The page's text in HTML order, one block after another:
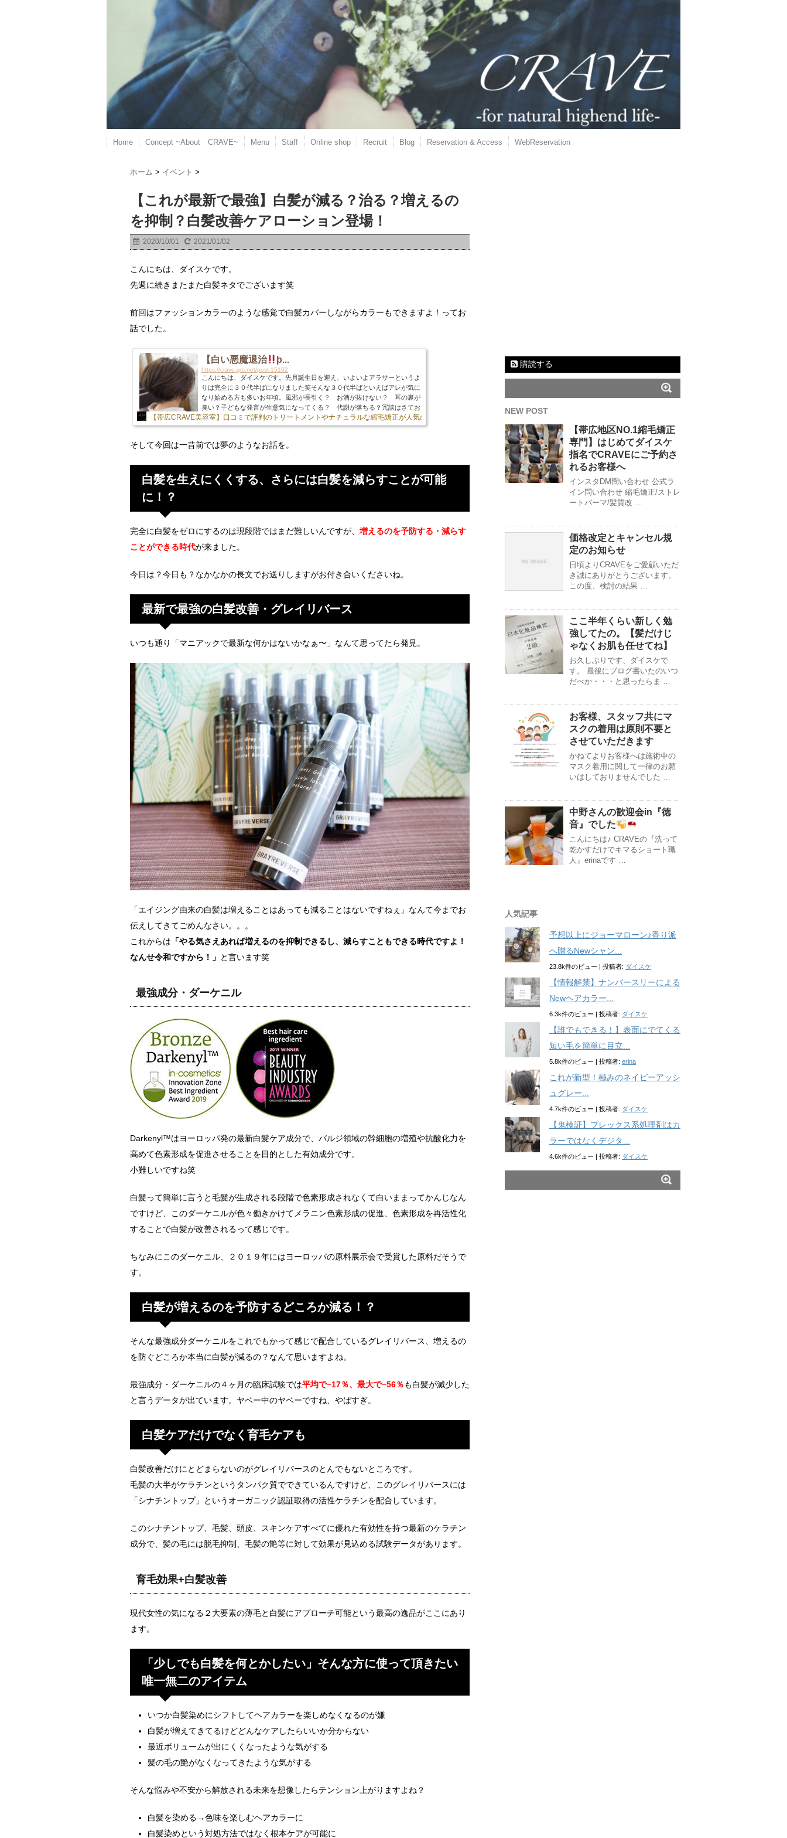
Home Concept ~About CRAVE~ Menu Staff Online shop Recruit Blog Reservation & Access WebReservation
ホーム > イベント >
【これが最新で最強】白髪が減る？治る？増えるの
を抑制？白髪改善ケアローション登場！
2020/10/01 2021/01/02
こんにちは、ダイスケです。
先週に続きまたまた白髪ネタでございます笑
前回はファッションカラーのような感覚で白髪カバーしながらカラーもできますよ！ってお
話でした。
【白い悪魔退治 þ...
https://crave-gts.net/post-15162
こんにちは、ダイスケです。先月誕生日を迎え、いよいよアラサーというよ
りは完全に３０代半ばになりました笑そんな３０代半ばといえばアレが気に
なり始める方も多いお年頃。風邪が長引く？ お酒が抜けない？ 耳の裏が
臭い？子どもな発言が生意気になってくる？ 代謝が落ちる？冗談はさてお
き「そろそろ白髪が気になるのよねー」ってやつですね。僕もそうです。
で、多くの方に聞かれるのは「白髪染めっていつ頃からやったらいいの？」
今回は 白髪染めをしてい...
【帯広CRAVE美容室】口コミで評判のトリートメントやナチュラルな縮毛矯正が人気の美容室♪
そして今回は一昔前では夢のようなお話を。
白髪を生えにくくする、さらには白髪を減らすことが可能
に！？
完全に白髪をゼロにするのは現段階ではまだ難しいんですが、 増えるのを予防する・減らす
ことができる時代が来ました。
今日は？今日も？なかなかの長文でお送りしますがお付き合いくださいね。
最新で最強の白髪改善・グレイリバース
いつも通り「マニアックで最新な何かはないかなぁ〜」なんて思ってたら発見。
「エイジング由来の白髪は増えることはあっても減ることはないですねぇ」なんて今までお
伝えしてきてごめんなさい。。。
これからは 「やる気さえあれば増えるのを抑制できるし、減らすこともできる時代ですよ！
なんせ令和ですから！」 と言います笑
最強成分・ダーケニル
Darkenyl™はヨーロッパ発の最新白髪ケア成分で、バルジ領域の幹細胞の増殖や抗酸化力を
高めて色素形成を促進させることを目的とした有効成分です。
小難しいですね笑
白髪って簡単に言うと毛髪が生成される段階で色素形成されなくて白いままってかんじなん
ですけど、このダーケニルが色々働きかけてメラニン色素形成の促進、色素形成を再活性化
することで白髪が改善されるって感じです。
ちなみにこのダーケニル、２０１９年にはヨーロッパの原料展示会で受賞した原料だそうで
す。
白髪が増えるのを予防するどころか減る！？
そんな最強成分ダーケニルをこれでもかって感じで配合しているグレイリバース、増えるの
を防ぐどころか本当に白髪が減るの？なんて思いますよね。
最強成分・ダーケニルの４ヶ月の臨床試験では平均で−17％、最大で−56％も白髪が減少した
と言うデータが出ています。ヤベー中のヤベーですね、やばすぎ。
白髪ケアだけでなく育毛ケアも
白髪改善だけにとどまらないのがグレイリバースのとんでもないところです。
毛髪の大半がケラチンというタンパク質でできているんですけど、このグレイリバースには
「シナチントップ」というオーガニック認証取得の活性ケラチンを配合しています。
このシナチントップ、毛髪、頭皮、スキンケアすべてに優れた有効性を持つ最新のケラチン
成分で、髪の毛には脱毛抑制、毛髪の艶等に対して効果が見込める試験データがあります。
育毛効果+白髪改善
現代女性の気になる２大要素の薄毛と白髪にアプローチ可能という最高の逸品がここにあり
ます。
「少しでも白髪を何とかしたい」そんな方に使って頂きたい
唯一無二のアイテム
いつか白髪染めにシフトしてヘアカラーを楽しめなくなるのが嫌
白髪が増えてきてるけどどんなケアしたらいいか分からない
最近ボリュームが出にくくなったような気がする
髪の毛の艶がなくなってきたような気がする
そんな悩みや不安から解放される未来を想像したらテンション上がりますよね？
白髪を染める→色味を楽しむヘアカラーに
白髪染めという対処方法ではなく根本ケアが可能に
購読する
NEW POST
【帯広地区NO.1縮毛矯正
専門】はじめてダイスケ
指名でCRAVEにご予約さ
れるお客様へ
インスタDM問い合わせ 公式ラ
イン問い合わせ 縮毛矯正/ストレ
ートパーマ/髪質改 …
価格改定とキャンセル規
定のお知らせ
日頃よりCRAVEをご愛顧いただ
き誠にありがとうございます。
この度、検討の結果 …
ここ半年くらい新しく勉
強してたの。【髪だけじ
ゃなくお肌も任せてね】
お久しぶりです、ダイスケで
す。 最後にブログ書いたのいつ
だべか・・・と思ったらま …
お客様、スタッフ共にマ
スクの着用は原則不要と
させていただきます
かねてよりお客様へは施術中の
マスク着用に関して一律のお願
いはしておりませんでした …
中野さんの歓迎会in『徳
音』でした
こんにちは♪ CRAVEの『洗って
乾かすだけでキマるショート職
人』erinaです …
人気記事
予想以上にジョーマローン♪香り派
へ贈るNewシャン...
23.8k件のビュー | 投稿者: ダイスケ
【情報解禁】ナンバースリーによる
Newヘアカラー...
6.3k件のビュー | 投稿者: ダイスケ
【誰でもできる！】表面にでてくる
短い毛を簡単に目立...
5.8k件のビュー | 投稿者: erina
これが新型！極みのネイビーアッシ
ュグレー...
4.7k件のビュー | 投稿者: ダイスケ
【鬼検証】プレックス系処理剤はカ
ラーではなくデジタ...
4.6k件のビュー | 投稿者: ダイスケ